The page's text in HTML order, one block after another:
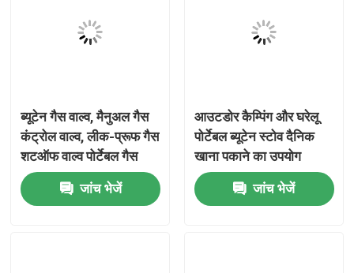
ब्यूटेन गैस वाल्व, मैनुअल गैस
कंट्रोल वाल्व, लीक-प्रूफ गैस
शटऑफ वाल्व पोर्टेबल गैस
उपकरण, घरेलू गैस उपकरण
और आउटडोर ब्यूटेन ईंधन
जांच भेजें
आउटडोर कैम्पिंग और घरेलू
पोर्टेबल ब्यूटेन स्टोव दैनिक
खाना पकाने का उपयोग
जांच भेजें